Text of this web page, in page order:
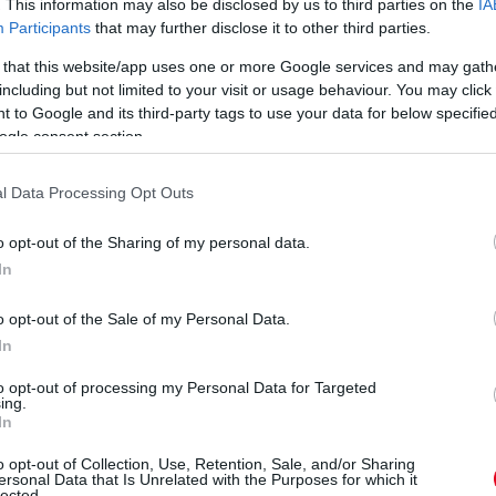
This information may also be disclosed by us to third parties on the
Participants that may further disclose it to other third parties.
that this website/app uses one or more Google services and may
but not limited to your visit or usage behaviour. You may
to Google and its third-party tags to use your data for below
consent section.
Data Processing Opt Outs
opt-out of the Sharing of my personal data.
opt-out of the Sale of my Personal Data.
opt-out of processing my Personal Data for Targeted
opt-out of Collection, Use, Retention, Sale, and/or Sharing
Data that Is Unrelated with the Purposes for which it
1 napja
a McLarennél, nem borítaná fel
podcastben David Coultharddal beszélgetve
csapatfőnöke – korábbi csapattársa, a podcast egyik
Max Verstappent, ha esélye nyílna rá.
a piacon. De amit mindig látok a McLarennél, az az, hogy
képet. Ezt folyamatosan így csinálják, mert ez az
rendelkező csapat felépítése” – magyarázta a
válasz egyszerű: a lehető legkisebbre csökkenteném
Ha egy csapatnak két kiváló pilótája van, miért kellene
változtatna Lando Norris és Oscar Piastri kettősén, és
bajnokkal is rendelkeznek.